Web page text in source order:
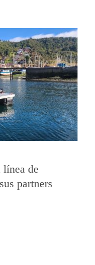
línea de
partners